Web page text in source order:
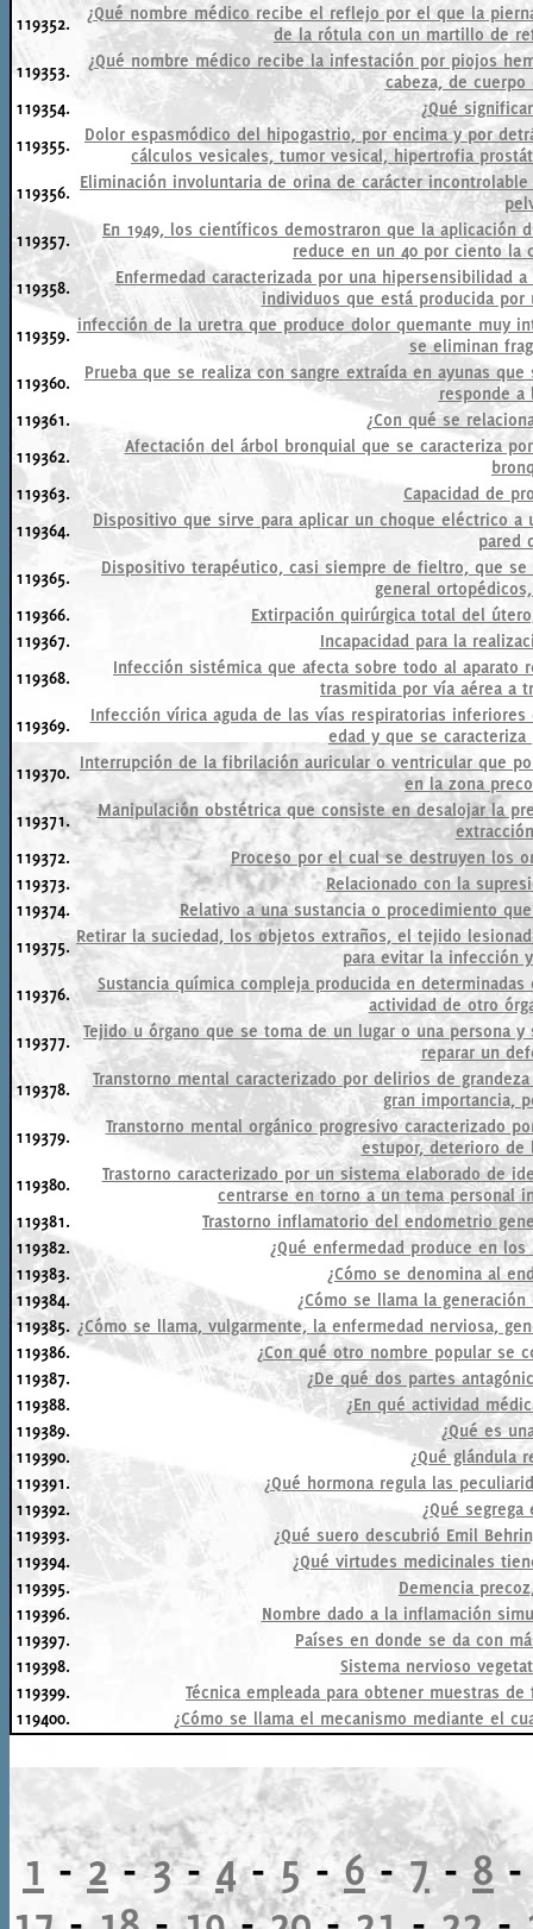
119352.
¿Qué nombre médico recibe el reflejo por el que la
de la rótula con un martillo de
119353.
¿Qué nombre médico recibe la infestación por piojos
cabeza, de
119354.
¿Qué
119355.
Dolor espasmódico del hipogastrio, por encima y por
cálculos vesicales, tumor vesical, hipertrofia
119356. Eliminación involuntaria de orina de carácter
119357.
En 1949, los científicos demostraron que la
reduce en un 40 por ciento la
119358.
Enfermedad caracterizada por una hipersensibilidad
individuos que está producida
119359. infección de la uretra que produce dolor quemante muy
se eliminan
119360.
Prueba que se realiza con sangre extraída en ayunas
responde a
119361.
¿Con qué se
119362.
Afectación del árbol bronquial que se caracteriza
119363.
Capacidad de
119364.
Dispositivo que sirve para aplicar un choque eléctrico
pared
119365.
Dispositivo terapéutico, casi siempre de fieltro, que
general
119366.
Extirpación quirúrgica total del
119367.
Incapacidad para la
119368.
Infección sistémica que afecta sobre todo al aparato
trasmitida por vía aérea a
119369.
Infección vírica aguda de las vías respiratorias
edad y que se
119370. Interrupción de la fibrilación auricular o ventricular que
en la zona
119371.
Manipulación obstétrica que consiste en desalojar la
119372.
Proceso por el cual se destruyen los
119373.
Relacionado con la
119374.
Relativo a una sustancia o procedimiento
119375. Retirar la suciedad, los objetos extraños, el tejido
para evitar la infección
119376.
Sustancia química compleja producida en
actividad de otro
119377.
Tejido u órgano que se toma de un lugar o una persona
reparar un
119378.
Transtorno mental caracterizado por delirios de
gran importancia,
119379.
Transtorno mental orgánico progresivo caracterizado
estupor, deterioro de
119380.
Trastorno caracterizado por un sistema elaborado de
centrarse en torno a un tema personal
119381.
Trastorno inflamatorio del endometrio
119382.
¿Qué enfermedad produce en
119383.
¿Cómo se denomina al
119384.
¿Cómo se llama la
119385. ¿Cómo se llama, vulgarmente, la enfermedad nerviosa,
119386.
¿Con qué otro nombre popular se
119387.
¿De qué dos partes
119388.
¿En qué actividad
119389.
¿Qué es
119390.
¿Qué glándula
119391.
¿Qué hormona regula las
119392.
¿Qué
119393.
¿Qué suero descubrió Emil
119394.
¿Qué virtudes medicinales
119395.
Demencia
119396.
Nombre dado a la inflamación
119397.
Países en donde se da con
119398.
Sistema nervioso
119399.
Técnica empleada para obtener muestras
119400.
¿Cómo se llama el mecanismo mediante el
1 -2-3-4-5-6-7-8